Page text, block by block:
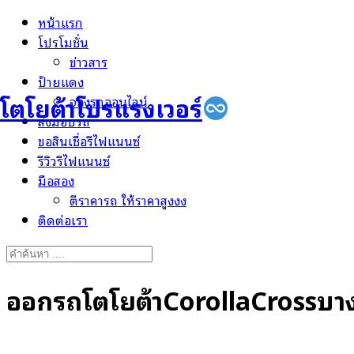
Skip
โตโยต้าโปรแรงเวอร์
หน้าแรก
โปรโมชั่น
ข่าวสาร
ป้ายแดง
จองรถออนไลน์
ส่งมอบรถ
ขอสินเชื่อรีไฟแนนซ์
รีวิวรีไฟแนนซ์
มือสอง
ตีราคารถ ให้ราคาสูงงง
ติดต่อเรา
Search
ออกรถโตโยต้าCorollaCrossบ